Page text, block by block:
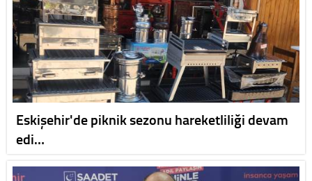
Eskişehir'de piknik sezonu hareketliliği devam
edi…